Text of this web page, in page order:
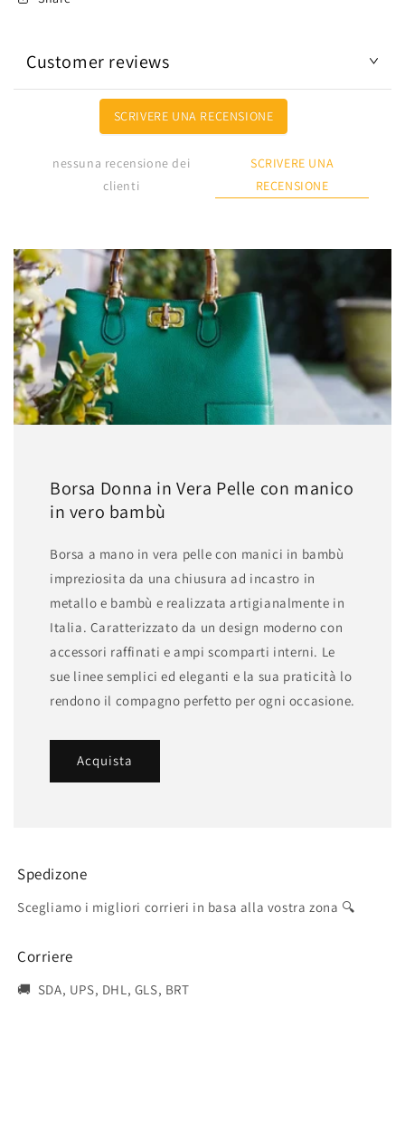
Customer reviews
SCRIVERE UNA RECENSIONE
nessuna recensione dei
clienti
SCRIVERE UNA
RECENSIONE
Borsa Donna in Vera Pelle con manico
in vero bambù
Borsa a mano in vera pelle con manici in bambù
impreziosita da una chiusura ad incastro in
metallo e bambù e realizzata artigianalmente in
Italia. Caratterizzato da un design moderno con
accessori raffinati e ampi scomparti interni. Le
sue linee semplici ed eleganti e la sua praticità lo
rendono il compagno perfetto per ogni occasione.
Acquista
Spedizone
Scegliamo i migliori corrieri in basa alla vostra zona 🔍
Corriere
🚚 SDA, UPS, DHL, GLS, BRT